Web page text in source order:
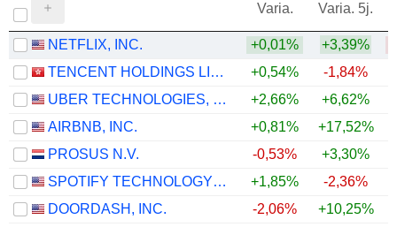
Varia. Varia. 5j.
NETFLIX, INC.
+0,01% +3,39%
TENCENT HOLDINGS LIMITED
+0,54% -1,84%
UBER TECHNOLOGIES, INC.
+2,66% +6,62%
AIRBNB, INC.
+0,81% +17,52%
PROSUS N.V.
-0,53% +3,30%
SPOTIFY TECHNOLOGY S.A.
+1,85% -2,36%
DOORDASH, INC.
-2,06% +10,25%